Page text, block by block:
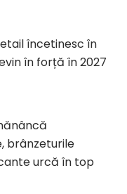
încetinesc în
în forță în 2027
brânzeturile
urcă în top